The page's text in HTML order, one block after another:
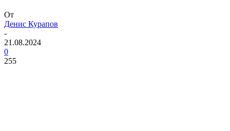
От
Денис Курапов
-
21.08.2024
0
255